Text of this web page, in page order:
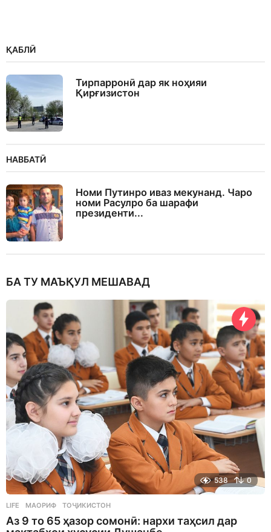
ҚАБЛӢ
Тирпарронӣ дар як ноҳияи
Қирғизистон
НАВБАТӢ
Номи Путинро иваз мекунанд. Чаро
номи Расулро ба шарафи
президенти...
БА ТУ МАЪҚУЛ МЕШАВАД
538 0
LIFE МАОРИФ ,ТОҶИКИСТОН
Аз 9 то 65 ҳазор сомонӣ: нархи таҳсил дар